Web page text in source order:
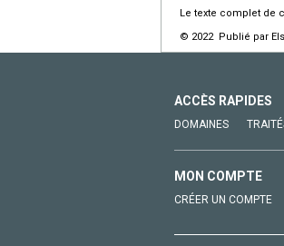
Le texte complet de
© 2022 Publié par
ACCÈS RAPIDES
DOMAINES
MON COMPTE
CRÉER UN COMPTE